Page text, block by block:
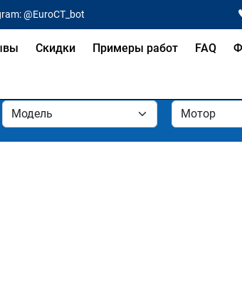
@EuroCT_bot
Скидки Примеры работ FAQ